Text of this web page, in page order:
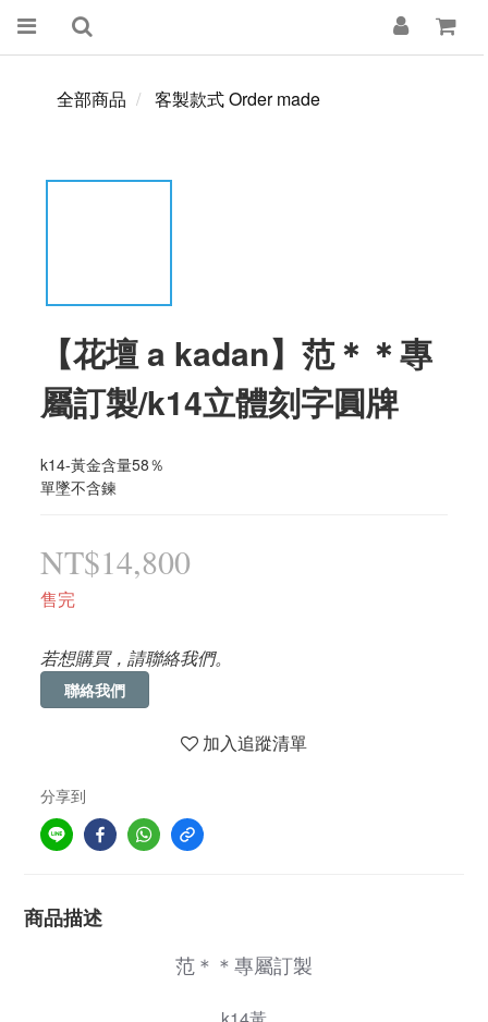
全部商品 客製款式 Order made
【花壇 a kadan】范＊＊專
屬訂製/k14立體刻字圓牌
k14-黃金含量58％
單墜不含鍊
NT$14,800
售完
若想購買，請聯絡我們。
聯絡我們
加入追蹤清單
分享到
商品描述
范＊＊專屬訂製